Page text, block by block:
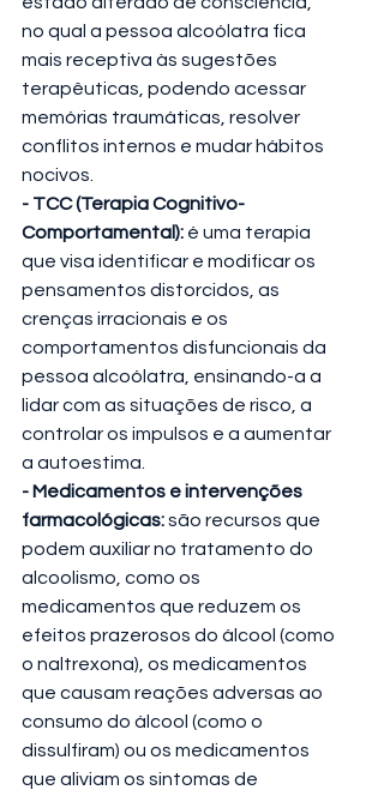
no qual a pessoa alcoólatra fica
mais receptiva às sugestões
terapêuticas, podendo acessar
memórias traumáticas, resolver
conflitos internos e mudar hábitos
nocivos.
- TCC (Terapia Cognitivo-
Comportamental): é uma terapia
que visa identificar e modificar os
pensamentos distorcidos, as
crenças irracionais e os
comportamentos disfuncionais da
pessoa alcoólatra, ensinando-a a
lidar com as situações de risco, a
controlar os impulsos e a aumentar
a autoestima.
- Medicamentos e intervenções
farmacológicas: são recursos que
podem auxiliar no tratamento do
alcoolismo, como os
medicamentos que reduzem os
efeitos prazerosos do álcool (como
o naltrexona), os medicamentos
que causam reações adversas ao
consumo do álcool (como o
dissulfiram) ou os medicamentos
que aliviam os sintomas de